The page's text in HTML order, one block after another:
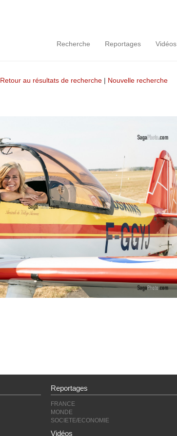
Recherche Reportages Vidéos
Retour au résultats de recherche | Nouvelle recherche
Reportages
FRANCE
MONDE
SOCIETE/ECONOMIE
Vidéos